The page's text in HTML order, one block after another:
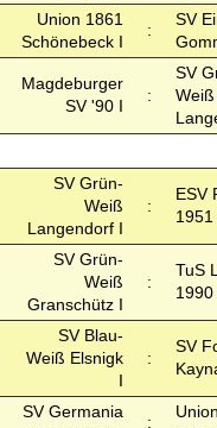
Union 1861
Schönebeck I
:
SV
Magdeburger
SV '90 I
:
SV
Weiß
SV Grün-
Weiß
Langendorf I
:
ESV
1951
SV Grün-
Weiß
Granschütz I
:
TuS
1990
SV Blau-
Weiß Elsnigk
I
:
SV
SV Germania
: